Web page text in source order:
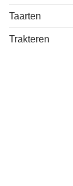
Taarten
Trakteren